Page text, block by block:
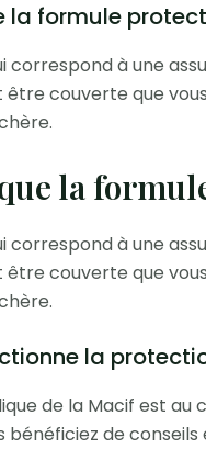
la formule
correspond à une
couverte que vous
la
correspond à une
couverte que vous
la
de la Macif est au
bénéficiez de